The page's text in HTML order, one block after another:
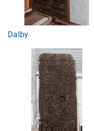
Dalby